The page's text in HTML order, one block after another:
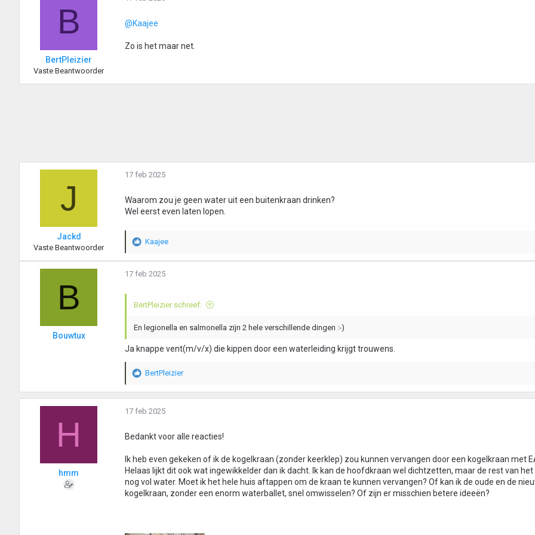
B
BertPleizier
Vaste Beantwoorder
@Kaajee
Zo is het maar net.
J
Jackd
Vaste Beantwoorder
17 feb 2025
Waarom zou je geen water uit een buitenkraan drinken?
Wel eerst even laten lopen.
W
r
n
e
:
Kaajee
B
Bouwtux
17 feb 2025
BertPleizier schreef:
En legionella en salmonella zijn 2 hele verschillende dingen :-)
Ja knappe vent(m/v/x) die kippen door een waterleiding krijgt trouwens.
W
a
r
r
n
g
e
n
BertPleizier
H
hmm
17 feb 2025
Bedankt voor alle reacties!
Ik heb even gekeken of ik de kogelkraan (zonder keerklep) zou kunnen vervangen door een kogelkraan met
Helaas lijkt dit ook wat ingewikkelder dan ik dacht. Ik kan de hoofdkraan wel dichtzetten, maar de rest van
nog vol water. Moet ik het hele huis aftappen om de kraan te kunnen vervangen? Of kan ik de oude en de
kogelkraan, zonder een enorm waterballet, snel omwisselen? Of zijn er misschien betere ideeën?